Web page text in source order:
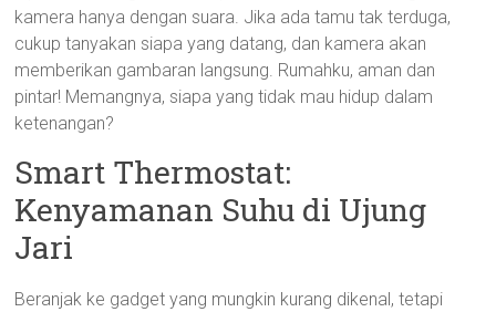
kamera hanya dengan suara. Jika ada tamu tak terduga,
cukup tanyakan siapa yang datang, dan kamera akan
memberikan gambaran langsung. Rumahku, aman dan
pintar! Memangnya, siapa yang tidak mau hidup dalam
ketenangan?
Smart Thermostat:
Kenyamanan Suhu di Ujung
Jari
Beranjak ke gadget yang mungkin kurang dikenal, tetapi